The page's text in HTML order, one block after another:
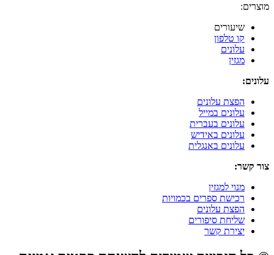
מוצרים:
שיעורים
קו טלפון
עלונים
מגזין
עלונים:
הפצת עלונים
עלונים במייל
עלונים בעברית
עלונים באידיש
עלונים באנגלית
צור קשר:
מנוי למגזין
רכישת ספרים בכמויות
הפצת עלונים
שליחת סיפורים
יצירת קשר